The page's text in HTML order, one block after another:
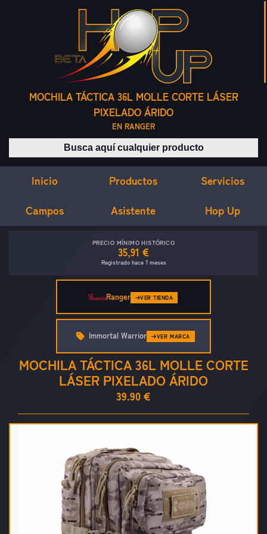
MOCHILA TÁCTICA 36L MOLLE CORTE LÁSER
PIXELADO ÁRIDO
EN RANGER
Buscar productos
Inicio Productos Servicios
Campos Asistente Hop Up
PRECIO MÍNIMO HISTÓRICO
35,91 €
Registrado hace 7 meses
Ranger VER TIENDA
MOCHILA TÁCTICA 36L MOLLE CORTE
LÁSER PIXELADO ÁRIDO
39.90 €
Immortal Warrior VER MARCA